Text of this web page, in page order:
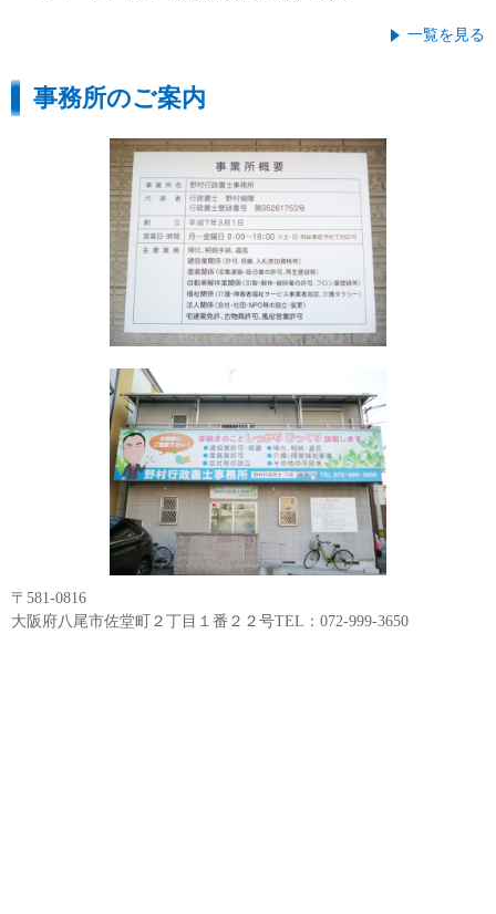
一覧を見る
事務所のご案内
〒581-0816
大阪府八尾市佐堂町２丁目１番２２号TEL：072-999-3650